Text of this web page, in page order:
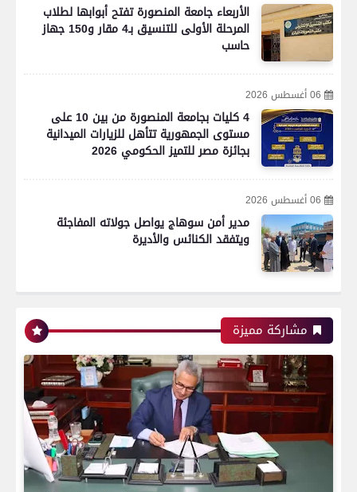
الأربعاء جامعة المنصورة تفتح أبوابها لطلاب
المرحلة الأولى للتنسيق بـ4 مقار و150 جهاز
حاسب
06 أغسطس 2026
4 كليات بجامعة المنصورة من بين 10 على
مستوى الجمهورية تتأهل للزيارات الميدانية
بجائزة مصر للتميز الحكومي 2026
06 أغسطس 2026
مدير أمن سوهاج يواصل جولاته المفاجئة
ويتفقد الكنائس والأديرة
مشاركة مميزة